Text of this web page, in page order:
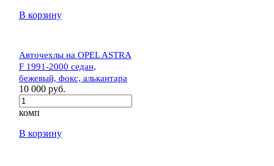
В корзину
Авточехлы на OPEL ASTRA
F 1991-2000 седан,
бежевый, фокс, алькантара
10 000 руб.
комп
В корзину